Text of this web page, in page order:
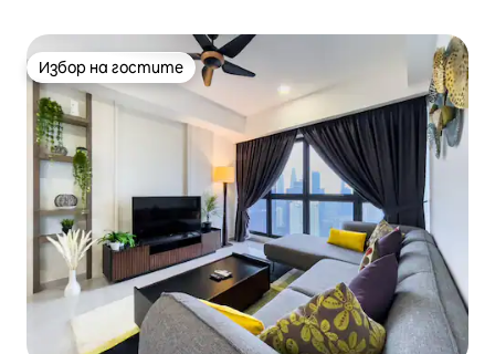
Избор на гостите
Избор на гостите